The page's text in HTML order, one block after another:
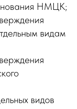
НМЦК;
видам
видов